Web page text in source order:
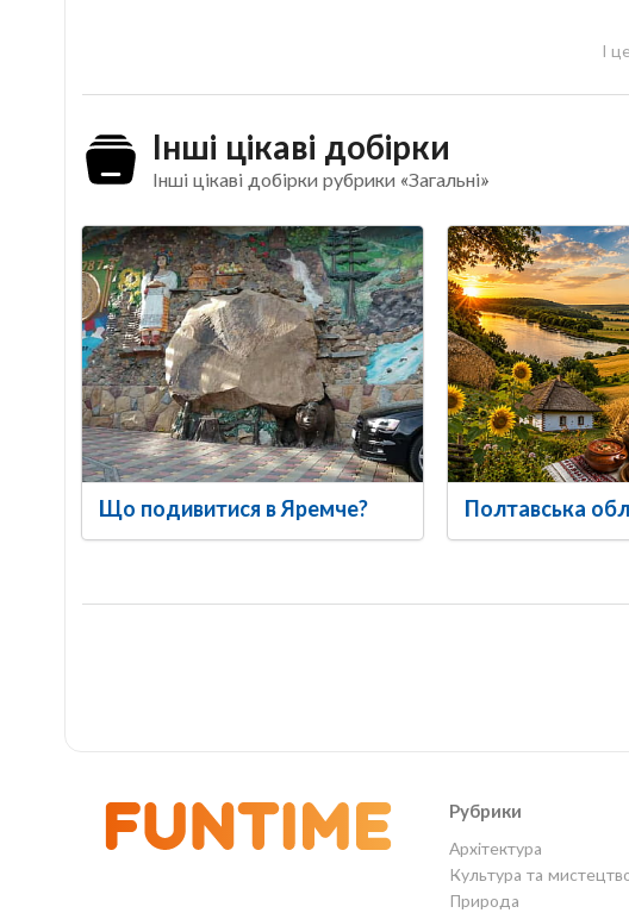
І
Інші цікаві добірки
Інші цікаві добірки рубрики «Загальні»
Що подивитися в Яремче? Полтавська
Рубрики
Архітектура
Культура та
Природа